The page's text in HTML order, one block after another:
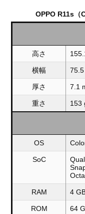
OPPO R11s（
高さ
横幅
厚さ 7.1
重さ 153
OS
SoC
RAM 4
ROM 64